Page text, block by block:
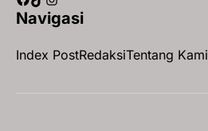
Navigasi
Index PostRedaksiTentang Kami